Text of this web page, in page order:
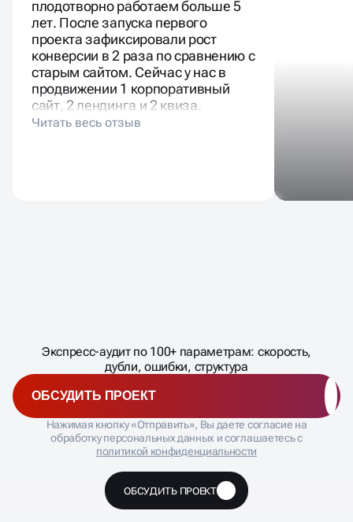
плодотворно работаем больше 5
лет. После запуска первого
проекта зафиксировали рост
конверсии в 2 раза по сравнению с
старым сайтом. Сейчас у нас в
продвижении 1 корпоративный
сайт, 2 лендинга и 2 квиза.
�
Экспресс-аудит по 100+ параметрам: скорость,
дубли, ошибки, структура
ОБСУДИТЬ ПРОЕКТ
Нажимая кнопку «Отправить», Вы даете согласие на
обработку персональных данных и соглашаетесь с
политикой конфиденциальности
ОБСУДИТЬ ПРОЕКТ